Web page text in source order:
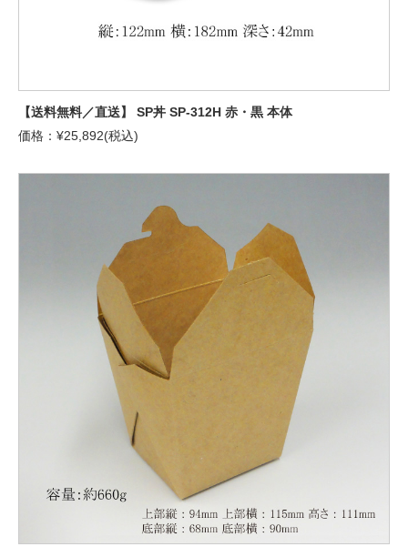
【送料無料／直送】 SP丼 SP-312H 赤・黒 本体
価格：¥25,892(税込)